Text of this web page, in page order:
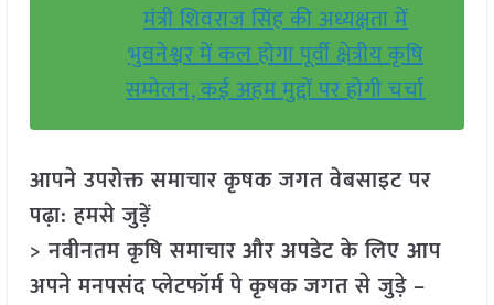
मंत्री शिवराज सिंह की अध्यक्षता में
भुवनेश्वर में कल होगा पूर्वी क्षेत्रीय कृषि
सम्मेलन, कई अहम मुद्दों पर होगी चर्चा
आपने उपरोक्त समाचार कृषक जगत वेबसाइट पर
पढ़ा: हमसे जुड़ें
> नवीनतम कृषि समाचार और अपडेट के लिए आप
अपने मनपसंद प्लेटफॉर्म पे कृषक जगत से जुड़े –